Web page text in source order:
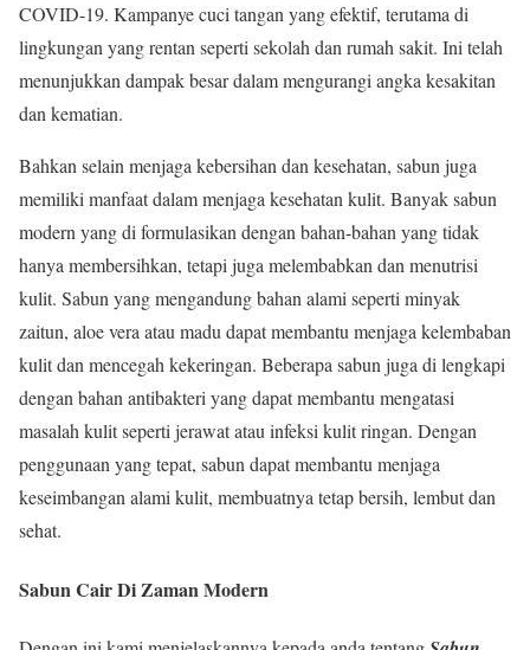
COVID-19. Kampanye cuci tangan yang efektif, terutama di
lingkungan yang rentan seperti sekolah dan rumah sakit. Ini telah
menunjukkan dampak besar dalam mengurangi angka kesakitan
dan kematian.
Bahkan selain menjaga kebersihan dan kesehatan, sabun juga
memiliki manfaat dalam menjaga kesehatan kulit. Banyak sabun
modern yang di formulasikan dengan bahan-bahan yang tidak
hanya membersihkan, tetapi juga melembabkan dan menutrisi
kulit. Sabun yang mengandung bahan alami seperti minyak
zaitun, aloe vera atau madu dapat membantu menjaga kelembaban
kulit dan mencegah kekeringan. Beberapa sabun juga di lengkapi
dengan bahan antibakteri yang dapat membantu mengatasi
masalah kulit seperti jerawat atau infeksi kulit ringan. Dengan
penggunaan yang tepat, sabun dapat membantu menjaga
keseimbangan alami kulit, membuatnya tetap bersih, lembut dan
sehat.
Sabun Cair Di Zaman Modern